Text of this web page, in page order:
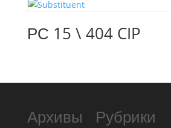
РС 15 \ 404 CIP
Архивы Рубрики